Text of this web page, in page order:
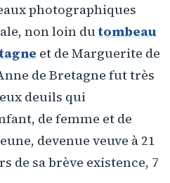
photographiques
non loin dutombeau
et de Marguerite de
de Bretagne fut très
deuils qui
de femme et de
devenue veuve à 21
de sa brève existence, 7